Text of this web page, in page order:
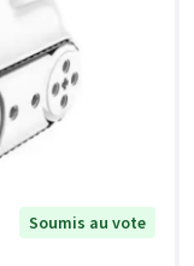
Soumis au vote